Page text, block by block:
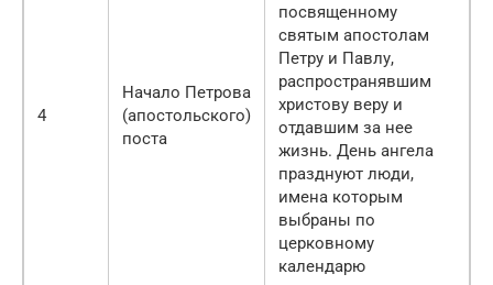
4
Начало Петрова
(апостольского)
поста
посвященному
святым апостолам
Петру и Павлу,
распространявшим
христову веру и
отдавшим за нее
жизнь. День ангела
празднуют люди,
имена которым
выбраны по
церковному
календарю